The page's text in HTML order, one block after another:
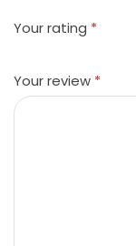
Your rating *
Your review *